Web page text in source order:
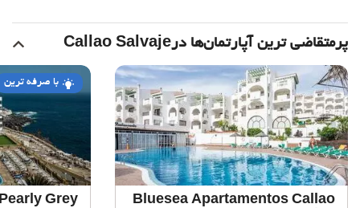
پرمتقاضی ترین آپارتمان‌‌ها درCallao Salvaje
Bluesea Apartamentos Callao
با صرفه ترین
Grey